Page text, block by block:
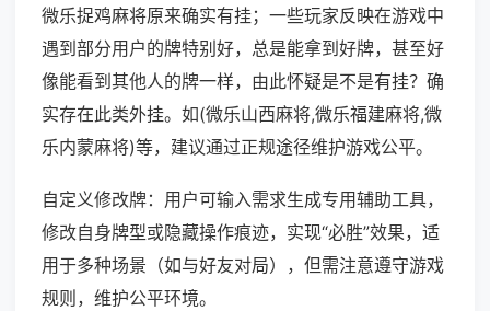
微乐捉鸡麻将原来确实有挂；一些玩家反映在游戏中
遇到部分用户的牌特别好，总是能拿到好牌，甚至好
像能看到其他人的牌一样，由此怀疑是不是有挂？确
实存在此类外挂。如(微乐山西麻将,微乐福建麻将,微
乐内蒙麻将)等，建议通过正规途径维护游戏公平。
自定义修改牌：用户可输入需求生成专用辅助工具，
修改自身牌型或隐藏操作痕迹，实现“必胜”效果，适
用于多种场景（如与好友对局），但需注意遵守游戏
规则，维护公平环境。